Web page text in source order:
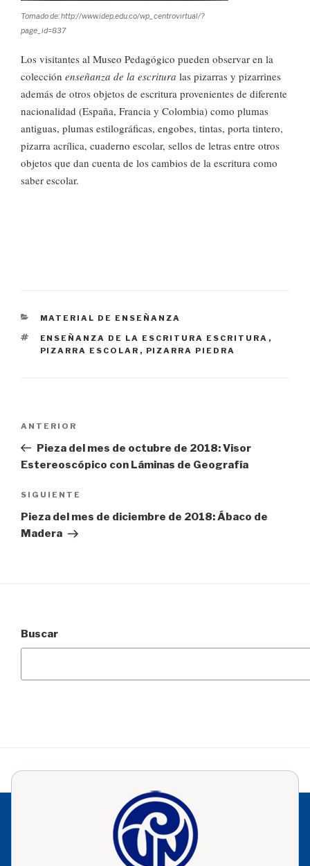
Tomado de: http://www.idep.edu.co/wp_centrovirtual/?
page_id=837
Los visitantes al Museo Pedagógico pueden observar en la
colección enseñanza de la escritura las pizarras y pizarrines
además de otros objetos de escritura provenientes de diferente
nacionalidad (España, Francia y Colombia) como plumas
antiguas, plumas estilográficas, engobes, tintas, porta tintero,
pizarra acrílica, cuaderno escolar, sellos de letras entre otros
objetos que dan cuenta de los cambios de la escritura como
saber escolar.
CATEGORÍAS
MATERIAL DE ENSEÑANZA
ETIQUETAS
ENSEÑANZA DE LA ESCRITURA ESCRITURA ,
PIZARRA ESCOLAR , PIZARRA PIEDRA
entradas
Entrada
anterior:
ANTERIOR
Pieza del mes de octubre de 2018: Visor
Estereoscópico con Láminas de Geografía
Siguiente
entrada
SIGUIENTE
Pieza del mes de diciembre de 2018: Ábaco de
Madera
Buscar